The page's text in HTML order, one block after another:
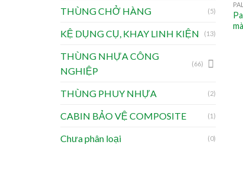
THÙNG CHỞ HÀNG (5)
KỆ DỤNG CỤ, KHAY LINH KIỆN (13)
THÙNG NHỰA CÔNG
NGHIỆP
(66)
THÙNG PHUY NHỰA (2)
CABIN BẢO VỆ COMPOSITE (1)
Chưa phân loại (0)